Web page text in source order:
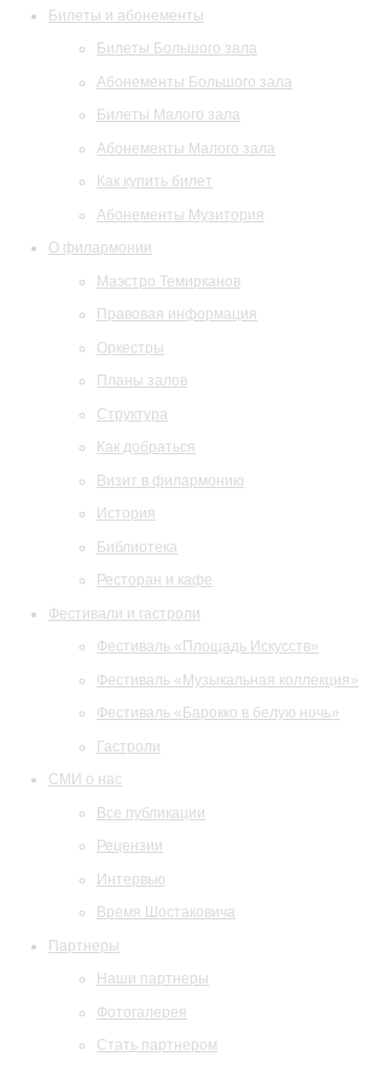
Билеты и абонементы
Билеты Большого зала
Абонементы Большого зала
Билеты Малого зала
Абонементы Малого зала
Как купить билет
Абонементы Музитория
О филармонии
Маэстро Темирканов
Правовая информация
Оркестры
Планы залов
Структура
Как добраться
Визит в филармонию
История
Библиотека
Ресторан и кафе
Фестивали и гастроли
Фестиваль «Площадь Искусств»
Фестиваль «Музыкальная коллекция»
Фестиваль «Барокко в белую ночь»
Гастроли
СМИ о нас
Все публикации
Рецензии
Интервью
Время Шостаковича
Партнеры
Наши партнеры
Фотогалерея
Стать партнером